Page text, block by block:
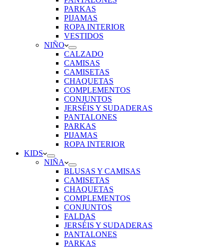
PARKAS
PIJAMAS
ROPA INTERIOR
VESTIDOS
NIÑO
CALZADO
CAMISAS
CAMISETAS
CHAQUETAS
COMPLEMENTOS
CONJUNTOS
JERSÉIS Y SUDADERAS
PANTALONES
PARKAS
PIJAMAS
ROPA INTERIOR
KIDS
NIÑA
BLUSAS Y CAMISAS
CAMISETAS
CHAQUETAS
COMPLEMENTOS
CONJUNTOS
FALDAS
JERSÉIS Y SUDADERAS
PANTALONES
PARKAS